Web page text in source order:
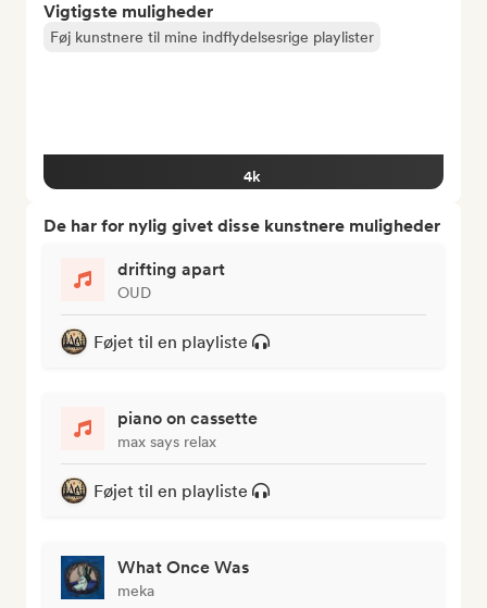
Vigtigste muligheder
Føj kunstnere til mine indflydelsesrige playlister
4k
De har for nylig givet disse kunstnere muligheder
drifting apart
OUD
Føjet til en playliste
piano on cassette
max says relax
Føjet til en playliste
What Once Was
meka